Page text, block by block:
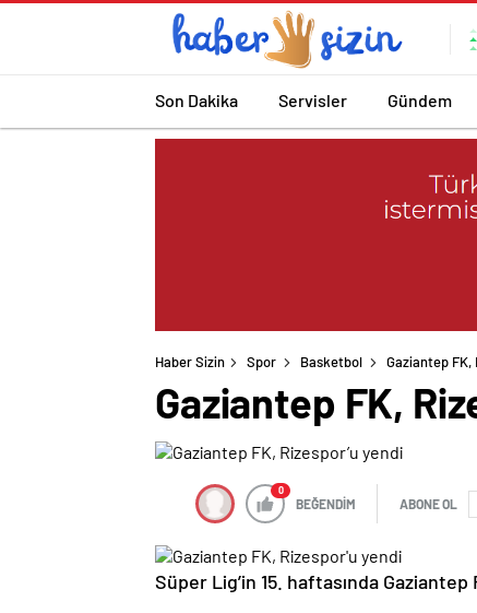
Son Dakika Servisler Gündem
Haber Sizin Spor Basketbol Gaziantep FK,
Gaziantep FK,
0
BEĞENDİM ABONE OL
Süper Lig’in 15. haftasında